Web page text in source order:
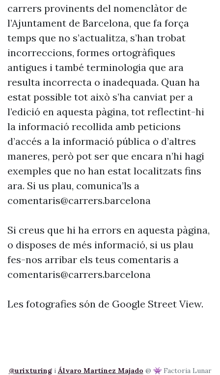
carrers provinents del nomenclàtor de
l’Ajuntament de Barcelona, que fa força
temps que no s’actualitza, s’han trobat
incorreccions, formes ortogràfiques
antigues i també terminologia que ara
resulta incorrecta o inadequada. Quan ha
estat possible tot això s’ha canviat per a
l’edició en aquesta pàgina, tot reflectint-hi
la informació recollida amb peticions
d’accés a la informació pública o d’altres
maneres, però pot ser que encara n’hi hagi
exemples que no han estat localitzats fins
ara. Si us plau, comunica’ls a
comentaris@carrers.barcelona
Si creus que hi ha errors en aquesta pàgina,
o disposes de més informació, si us plau
fes-nos arribar els teus comentaris a
comentaris@carrers.barcelona
Les fotografies són de Google Street View.
@urixturingi Álvaro Martínez Majado @ 👾 Factoria Lunar